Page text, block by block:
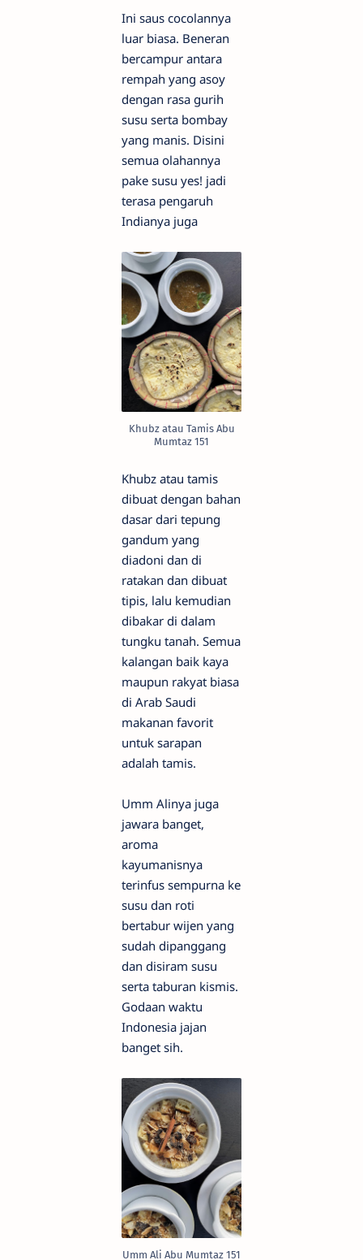
Ini saus cocolannya
luar biasa. Beneran
bercampur antara
rempah yang asoy
dengan rasa gurih
susu serta bombay
yang manis. Disini
semua olahannya
pake susu yes! jadi
terasa pengaruh
Indianya juga
Khubz atau Tamis Abu
Mumtaz 151
Khubz atau tamis
dibuat dengan bahan
dasar dari tepung
gandum yang
diadoni dan di
ratakan dan dibuat
tipis, lalu kemudian
dibakar di dalam
tungku tanah. Semua
kalangan baik kaya
maupun rakyat biasa
di Arab Saudi
makanan favorit
untuk sarapan
adalah tamis.
Umm Alinya juga
jawara banget,
aroma
kayumanisnya
terinfus sempurna ke
susu dan roti
bertabur wijen yang
sudah dipanggang
dan disiram susu
serta taburan kismis.
Godaan waktu
Indonesia jajan
banget sih.
Umm Ali Abu Mumtaz 151